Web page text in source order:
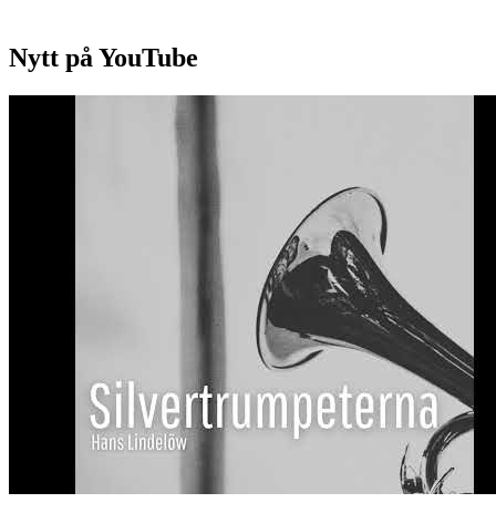
Nytt på YouTube